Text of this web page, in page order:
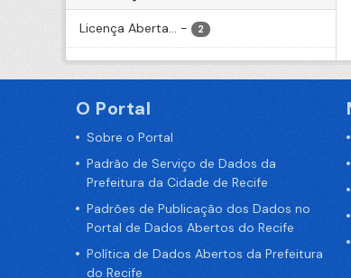
Licença Aberta... - 2
O Portal
Sobre o Portal
Padrão de Serviço de Dados da
Prefeitura da Cidade de Recife
Padrões de Publicação dos Dados no
Portal de Dados Abertos do Recife
Política de Dados Abertos da Prefeitura
do Recife